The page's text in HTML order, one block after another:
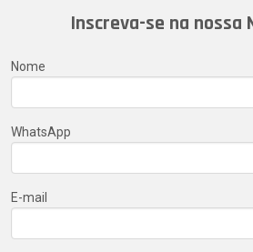
Inscreva-se na nossa
Nome
WhatsApp
E-mail